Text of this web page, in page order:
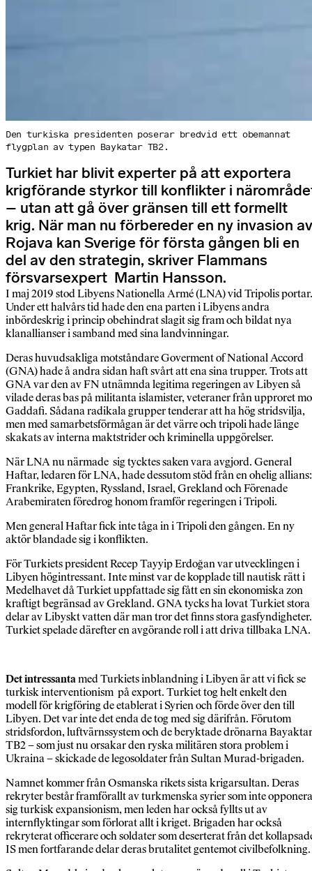
Den turkiska presidenten poserar bredvid ett obemannat
flygplan av typen Baykatar TB2.
Turkiet har blivit experter på att exportera
krigförande styrkor till konflikter i
– utan att gå över gränsen till ett formellt
krig. När man nu förbereder en ny invasion av
Rojava kan Sverige för första gången bli en
del av den strategin, skriver Flammans
försvarsexpert Martin Hansson.
I maj 2019 stod Libyens Nationella Armé (LNA) vid Tripolis portar.
Under ett halvårs tid hade den ena parten i Libyens andra
inbördeskrig i princip obehindrat slagit sig fram och bildat nya
klanallianser i samband med sina landvinningar.
Deras huvudsakliga motståndare Goverment of National Accord
(GNA) hade å andra sidan haft svårt att ena sina trupper. Trots att
GNA var den av FN utnämnda legitima regeringen av Libyen så
vilade deras bas på militanta islamister, veteraner från upproret
Gaddafi. Sådana radikala grupper tenderar att ha hög stridsvilja,
men med samarbetsförmågan är det värre och tripoli hade länge
skakats av interna maktstrider och kriminella uppgörelser.
När LNA nu närmade sig tycktes saken vara avgjord. General
Haftar, ledaren för LNA, hade dessutom stöd från en ohelig allians:
Frankrike, Egypten, Ryssland, Israel, Grekland och Förenade
Arabemiraten föredrog honom framför regeringen i Tripoli.
Men general Haftar fick inte tåga in i Tripoli den gången. En ny
aktör blandade sig i konflikten.
För Turkiets president Recep Tayyip Erdoğan var utvecklingen i
Libyen högintressant. Inte minst var de kopplade till nautisk rätt i
Medelhavet då Turkiet uppfattade sig fått en sin ekonomiska zon
kraftigt begränsad av Grekland. GNA tycks ha lovat Turkiet stora
delar av Libyskt vatten där man tror det finns stora gasfyndigheter.
Turkiet spelade därefter en avgörande roll i att driva tillbaka LNA.
Det intressantamed Turkiets inblandning i Libyen är att vi fick se
turkisk interventionism på export. Turkiet tog helt enkelt den
modell för krigföring de etablerat i Syrien och förde över den till
Libyen. Det var inte det enda de tog med sig därifrån. Förutom
stridsfordon, luftvärnssystem och de beryktade drönarna Bayaktar
TB2 – som just nu orsakar den ryska militären stora problem i
Ukraina – skickade de legosoldater från Sultan Murad-brigaden.
Namnet kommer från Osmanska rikets sista krigarsultan. Deras
rekryter består framförallt av turkmenska syrier som inte
sig turkisk expansionism, men leden har också fyllts ut av
internflyktingar som förlorat allt i kriget. Brigaden har också
rekryterat officerare och soldater som deserterat från det
IS men fortfarande delar deras brutalitet gentemot civilbefolkning.